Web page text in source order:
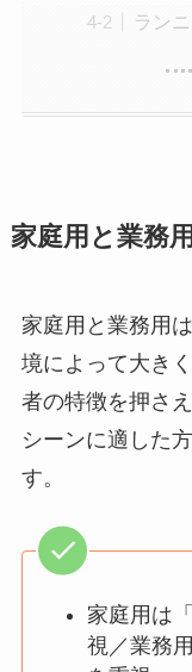
ラン
家庭用と業務
家庭用と業務用
境によって大き
者の特徴を押さ
シーンに適した
す。
家庭用は
視／業務